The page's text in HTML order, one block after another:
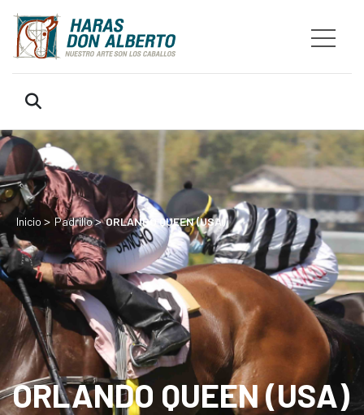
Inicio > Padrillo> ORLANDO QUEEN (USA)
ORLANDO QUEEN (USA)